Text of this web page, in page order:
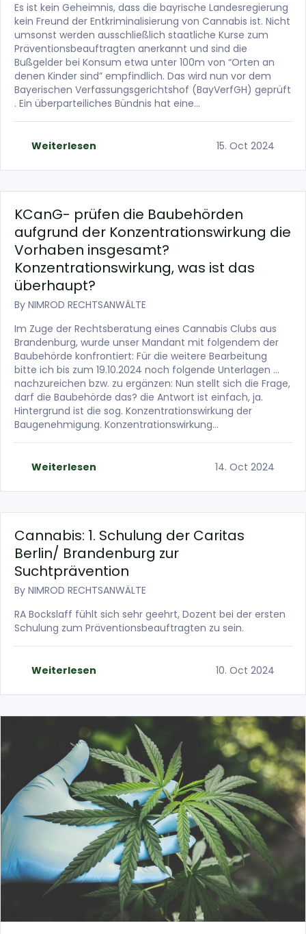
Es ist kein Geheimnis, dass die bayrische Landesregierung
kein Freund der Entkriminalisierung von Cannabis ist. Nicht
umsonst werden ausschließlich staatliche Kurse zum
Präventionsbeauftragten anerkannt und sind die
Bußgelder bei Konsum etwa unter 100m von “Orten an
denen Kinder sind” empfindlich. Das wird nun vor dem
Bayerischen Verfassungsgerichtshof (BayVerfGH) geprüft
. Ein überparteiliches Bündnis hat eine…
Weiterlesen 15. Oct 2024
KCanG- prüfen die Baubehörden
aufgrund der Konzentrationswirkung die
Vorhaben insgesamt?
Konzentrationswirkung, was ist das
überhaupt?
By NIMROD RECHTSANWÄLTE
Im Zuge der Rechtsberatung eines Cannabis Clubs aus
Brandenburg, wurde unser Mandant mit folgendem der
Baubehörde konfrontiert: Für die weitere Bearbeitung
bitte ich bis zum 19.10.2024 noch folgende Unterlagen …
nachzureichen bzw. zu ergänzen: Nun stellt sich die Frage,
darf die Baubehörde das? die Antwort ist einfach, ja.
Hintergrund ist die sog. Konzentrationswirkung der
Baugenehmigung. Konzentrationswirkung…
Weiterlesen 14. Oct 2024
Cannabis: 1. Schulung der Caritas
Berlin/ Brandenburg zur
Suchtprävention
By NIMROD RECHTSANWÄLTE
RA Bockslaff fühlt sich sehr geehrt, Dozent bei der ersten
Schulung zum Präventionsbeauftragten zu sein.
Weiterlesen 10. Oct 2024